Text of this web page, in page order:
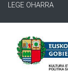
LEGE OHARRA